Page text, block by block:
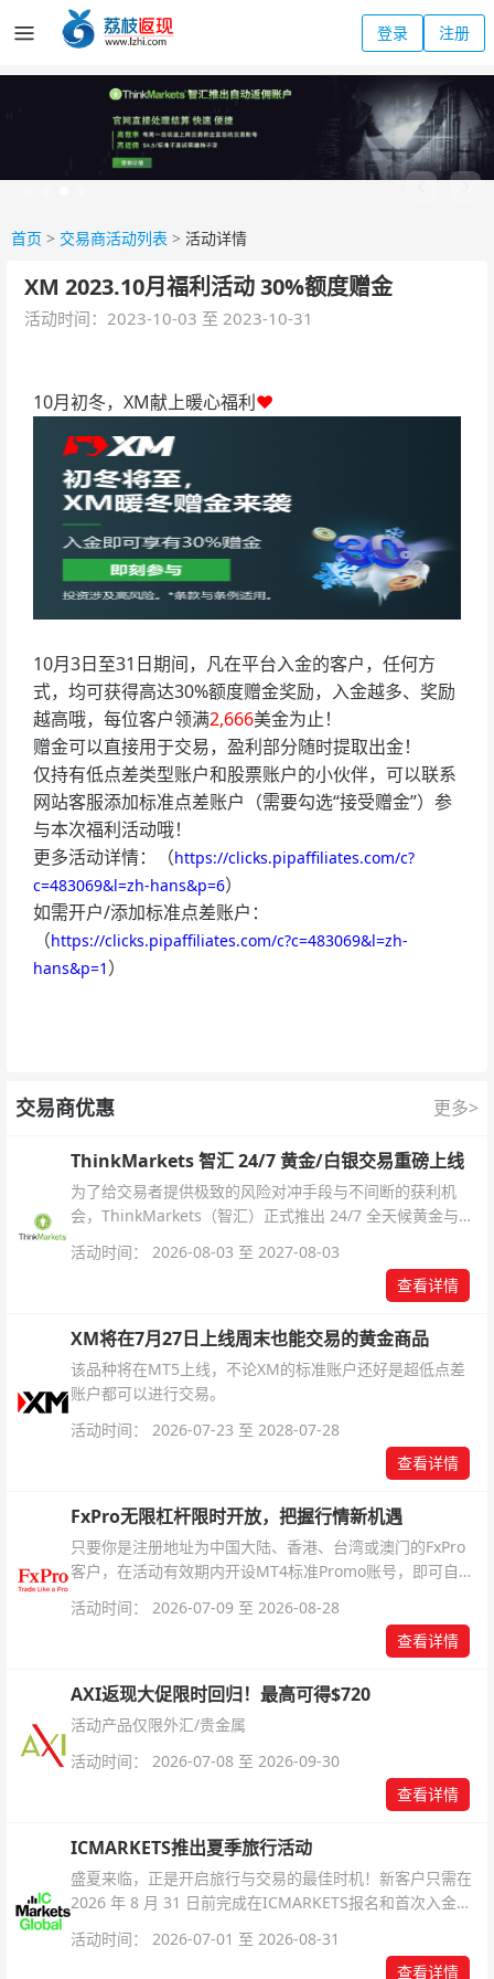
登录 注册
首页 > 交易商活动列表 > 活动详情
XM 2023.10月福利活动 30%额度赠金
活动时间：2023-10-03 至 2023-10-31
10月初冬，XM献上暖心福利❤
10月3日至31日期间，凡在平台入金的客户，任何方
式，均可获得高达30%额度赠金奖励，入金越多、奖励
越高哦，每位客户领满2,666美金为止！
赠金可以直接用于交易，盈利部分随时提取出金！
仅持有低点差类型账户和股票账户的小伙伴，可以联系
网站客服添加标准点差账户（需要勾选“接受赠金”）参
与本次福利活动哦！
更多活动详情：（https://clicks.pipaffiliates.com/c?
c=483069&l=zh-hans&p=6）
如需开户/添加标准点差账户：
（https://clicks.pipaffiliates.com/c?c=483069&l=zh-
hans&p=1 ）
交易商优惠 更多>
ThinkMarkets 智汇 24/7 黄金/白银交易重磅上线
为了给交易者提供极致的风险对冲手段与不间断的获利机
会，ThinkMarkets（智汇）正式推出 24/7 全天候黄金与白
杆配置、支持软件及交易细则。
活动时间： 2026-08-03 至 2027-08-03
查看详情
XM将在7月27日上线周末也能交易的黄金商品
该品种将在MT5上线，不论XM的标准账户还好是超低点差
账户都可以进行交易。
活动时间： 2026-07-23 至 2028-07-28
查看详情
FxPro无限杠杆限时开放，把握行情新机遇
只要你是注册地址为中国大陆、香港、台湾或澳门的FxPro
客户，在活动有效期内开设MT4标准Promo账号，即可自动
活动时间： 2026-07-09 至 2026-08-28
查看详情
AXI返现大促限时回归！最高可得$720
活动产品仅限外汇/贵金属
活动时间： 2026-07-08 至 2026-09-30
查看详情
ICMARKETS推出夏季旅行活动
盛夏来临，正是开启旅行与交易的最佳时机！新客户只需在
2026 年 8 月 31 日前完成在ICMARKETS报名和首次入金即
活动时间： 2026-07-01 至 2026-08-31
查看详情